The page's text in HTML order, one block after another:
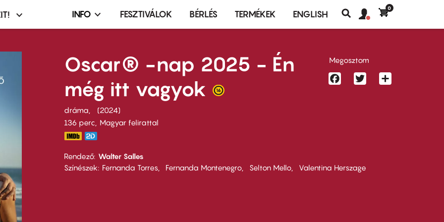
Infó,
terembérlés
menü
INFO FESZTIVÁLOK BÉRLÉS TERMÉKEK ENGLISH
Keresés
fiók
Felhasználói
0
Oscar® -nap 2025 - Én
még itt vagyok
dráma
2024
136 perc,
Magyar felirattal
Rendező Walter Salles
Színészek
Fernanda Torres Fernanda Montenegro Selton Mello Valentina Herszage
Megosztom
FacebookTwitter